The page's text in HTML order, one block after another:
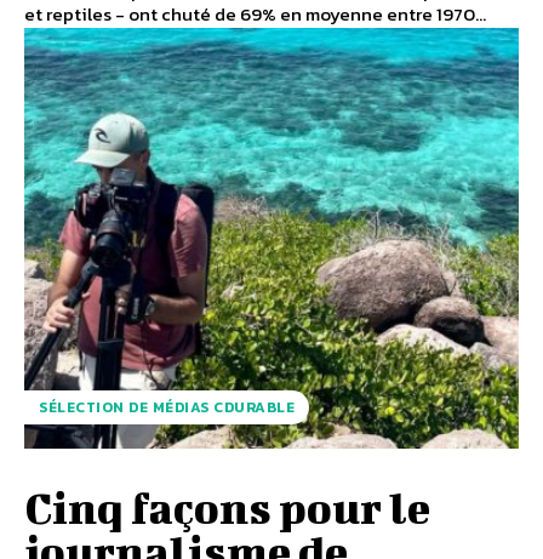
et reptiles - ont chuté de 69% en moyenne entre 1970...
SÉLECTION DE MÉDIAS CDURABLE
Cinq façons pour le